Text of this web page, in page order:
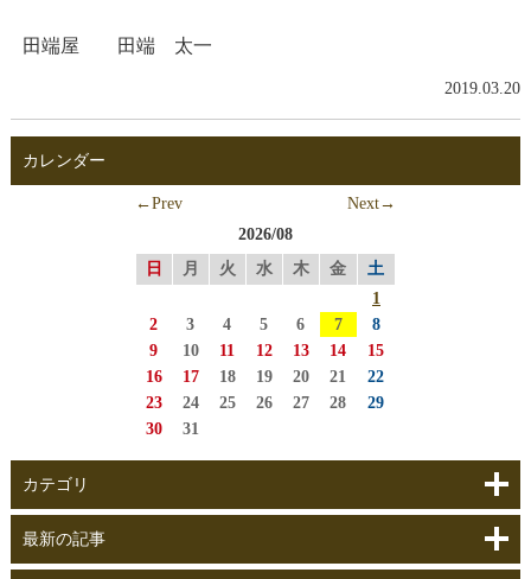
田端屋 田端 太一
2019.03.20
カレンダー
←Prev
Next→
2026/08
日
月 火 水 木 金
土
1
2
3 4 5 6 7
8
9
10 11 12 13 14
15
16
17 18 19 20 21
22
23
24 25 26 27 28
29
30
31
カテゴリ
最新の記事